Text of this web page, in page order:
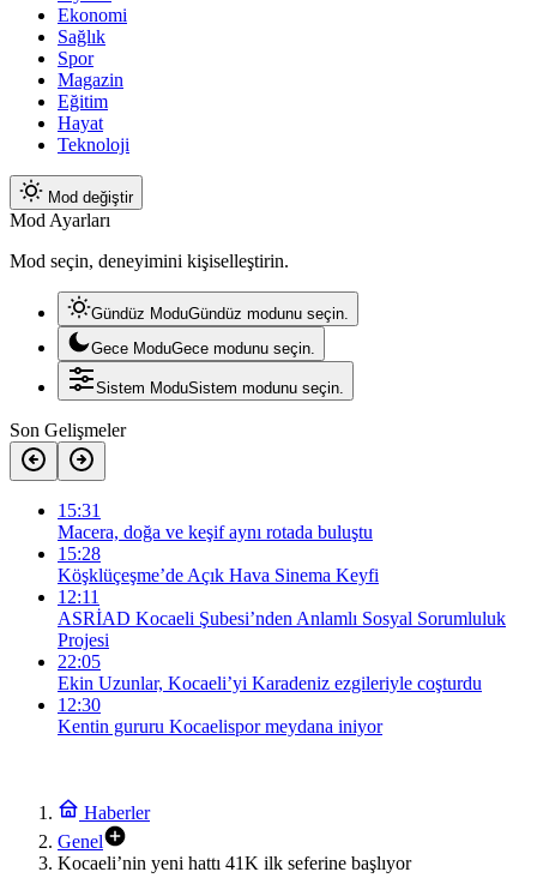
Ekonomi
Sağlık
Spor
Magazin
Eğitim
Hayat
Teknoloji
Mod değiştir
Mod Ayarları
Mod seçin, deneyimini kişiselleştirin.
Gündüz ModuGündüz modunu seçin.
Gece ModuGece modunu seçin.
Sistem ModuSistem modunu seçin.
Son Gelişmeler
15:31
Macera, doğa ve keşif aynı rotada buluştu
15:28
Köşklüçeşme’de Açık Hava Sinema Keyfi
12:11
ASRİAD Kocaeli Şubesi’nden Anlamlı Sosyal Sorumluluk
Projesi
22:05
Ekin Uzunlar, Kocaeli’yi Karadeniz ezgileriyle coşturdu
12:30
Kentin gururu Kocaelispor meydana iniyor
Haberler
Genel
Kocaeli’nin yeni hattı 41K ilk seferine başlıyor